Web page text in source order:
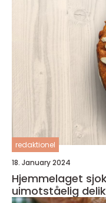
redaktionel
18. January 2024
Hjemmelaget
uimotståelig